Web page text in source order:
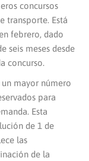
concursos
transporte. Está
febrero, dado
seis meses desde
concurso.
mayor número
para
Esta
de 1 de
las
de la